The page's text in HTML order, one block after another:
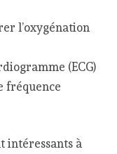
l’oxygénation
(ECG)
fréquence
intéressants à